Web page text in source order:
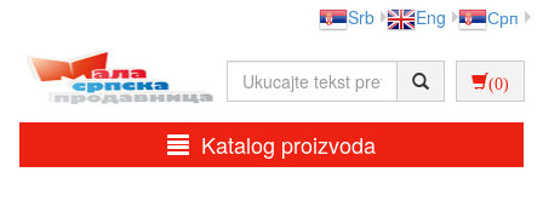
Srb Eng Срп
(0)
Katalog proizvoda